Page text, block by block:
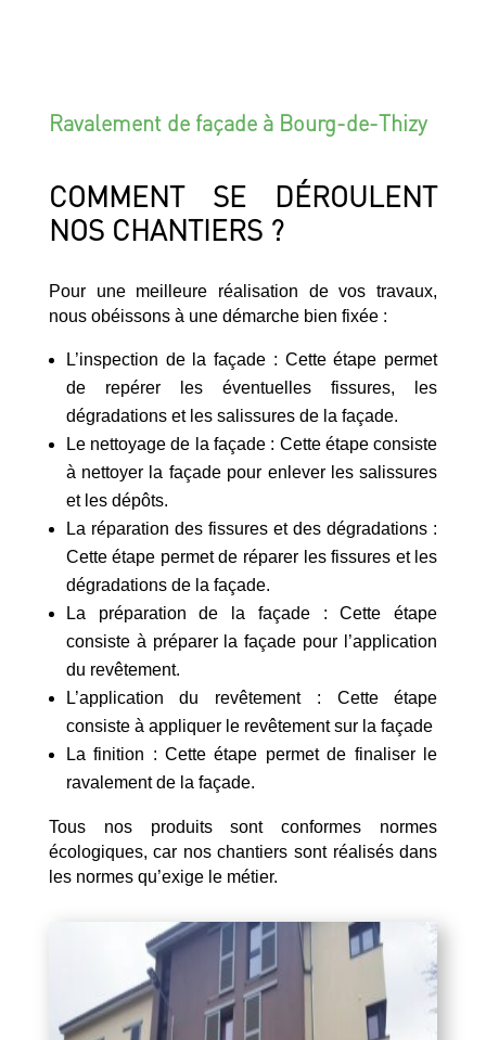
Ravalement de façade à Bourg-de-Thizy
COMMENT SE DÉROULENT
NOS CHANTIERS ?
Pour une meilleure réalisation de vos travaux,
nous obéissons à une démarche bien fixée :
L’inspection de la façade : Cette étape permet
de repérer les éventuelles fissures, les
dégradations et les salissures de la façade.
Le nettoyage de la façade : Cette étape consiste
à nettoyer la façade pour enlever les salissures
et les dépôts.
La réparation des fissures et des dégradations :
Cette étape permet de réparer les fissures et les
dégradations de la façade.
La préparation de la façade : Cette étape
consiste à préparer la façade pour l’application
du revêtement.
L’application du revêtement : Cette étape
consiste à appliquer le revêtement sur la façade
La finition : Cette étape permet de finaliser le
ravalement de la façade.
Tous nos produits sont conformes normes
écologiques, car nos chantiers sont réalisés dans
les normes qu’exige le métier.